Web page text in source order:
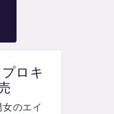
ロキ
女のエイ